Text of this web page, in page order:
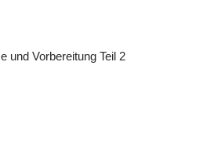
und Vorbereitung Teil 2